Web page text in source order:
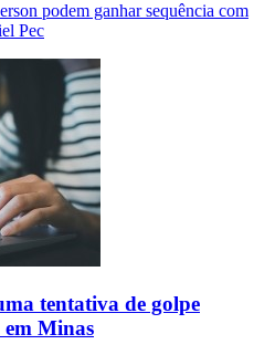
podem ganhar sequência com
Pec
tentativa de golpe
Minas